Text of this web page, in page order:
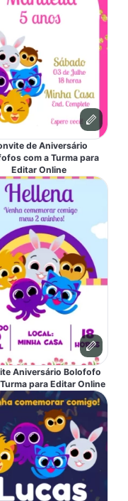
de Aniversário
com a Turma para
Editar Online
Aniversário Bolofofo
para Editar Online